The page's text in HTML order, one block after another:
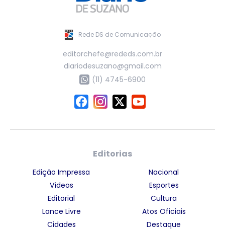
Rede DS de Comunicação
editorchefe@rededs.com.br
diariodesuzano@gmail.com
(11) 4745-6900
Editorias
Edição Impressa
Vídeos
Editorial
Lance Livre
Cidades
Nacional
Esportes
Cultura
Atos Oficiais
Destaque